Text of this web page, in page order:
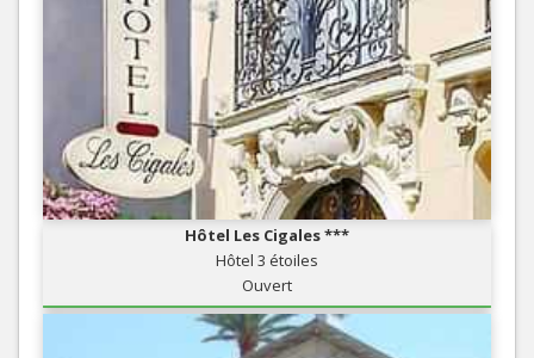
Hôtel Les Cigales ***
Hôtel 3 étoiles
Ouvert